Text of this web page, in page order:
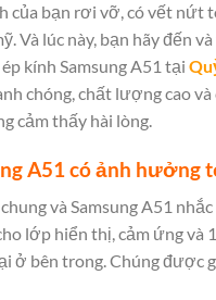
của bạn rơi vỡ, có vết nứt
Và lúc này, bạn hãy đến
kính Samsung A51 tại
chóng, chất lượng cao và
cảm thấy hài lòng.
A51 có ảnh hưởng
và Samsung A51 nhắc
lớp hiển thị, cảm ứng và
ở bên trong. Chúng được